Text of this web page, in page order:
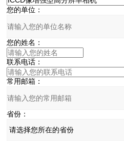
您的单位：
您的姓名：
联系电话：
常用邮箱：
省份：